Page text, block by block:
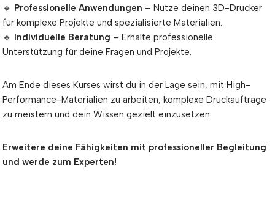
🔹 Professionelle Anwendungen – Nutze deinen 3D-Drucker
für komplexe Projekte und spezialisierte Materialien.
🔹 Individuelle Beratung – Erhalte professionelle
Unterstützung für deine Fragen und Projekte.
Am Ende dieses Kurses wirst du in der Lage sein, mit High-
Performance-Materialien zu arbeiten, komplexe Druckaufträge
zu meistern und dein Wissen gezielt einzusetzen.
Erweitere deine Fähigkeiten mit professioneller Begleitung
und werde zum Experten!